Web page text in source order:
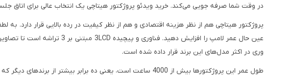
در وقت شما صرفه جویی می‌کند. خرید ویدئو پروژکتور هیتاچی یک انتخاب عالی برای اتاق
پروژکتور هیتاچی هم از نظر هزینه اقتصادی و هم از نظر کیفیت در رده بالایی قرار دارد. به
عین حال عمر لامپ را افزایش دهید. فناوری و پیچیده 3LCD
مبتنی بر 3 تراشه است
وری در اکثر مدل‌های این برند قرار داده شده است.
طول عمر این پروژکتورها بیش از 4000 ساعت است، یعنی ده برابر